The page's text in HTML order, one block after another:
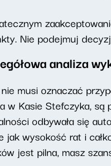
Nie podejmuj
analiza
nie musi oznaczać
w Kasie Stefczyka,
odbywała się
jak wysokość rat i
jest pilna, masz